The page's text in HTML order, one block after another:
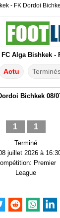
- FK Dordoi
FC Alga Bishkek -
Actu
Bichkek 08/
1 1
Terminé
juillet 2026 à
Premier
League